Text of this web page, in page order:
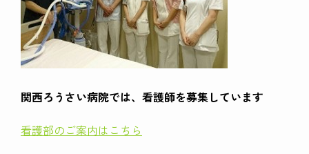
関西ろうさい病院では、看護師を募集しています
看護部のご案内はこちら